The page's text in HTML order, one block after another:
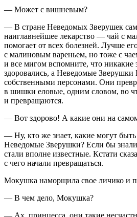
— Может с вишневым?
— В стране Неведомых Зверушек
наиглавнейшее лекарство — чай с
помогает от всех болезней. Лучше
с малиновым вареньем, но тоже с
и все мигом вспомните, что никакие
здоровались, а Неведомые Зверушки
собственными персонами. Они
в шишки еловые, одним словом, во
и превращаются.
— Вот здорово! А какие они на
— Ну, кто же знает, какие могут
Неведомые Зверушки? Если бы
стали вполне известные. Кстати
с чего начали превращаться.
Мокушка наморщила свое личико и
— В чем дело, Мокушка?
— Ах, принцесса, они такие